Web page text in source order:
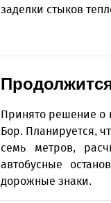
заделки стыков
Принято решение о
Бор. Планируется,
семь метров,
автобусные
дорожные знаки.